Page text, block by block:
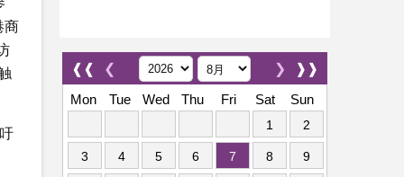
商
❰❰ ❮ ❱❱
❯
Mon
Tue Wed Thu Fri Sat Sun
1 2
3 4 5 6 7 8 9